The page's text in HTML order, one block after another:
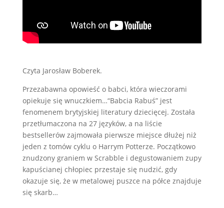
Czyta Jarosław Boberek.
Przezabawna opowieść o babci, która wieczorami
opiekuje się wnuczkiem…“Babcia Rabuś” jest
fenomenem brytyjskiej literatury dziecięcej. Została
przetłumaczona na 27 języków, a na liście
bestsellerów zajmowała pierwsze miejsce dłużej niż
jeden z tomów cyklu o Harrym Potterze. Początkowo
znudzony graniem w Scrabble i degustowaniem zupy
kapuścianej chłopiec przestaje się nudzić, gdy
okazuje się, że w metalowej puszce na półce znajduje
się skarb…